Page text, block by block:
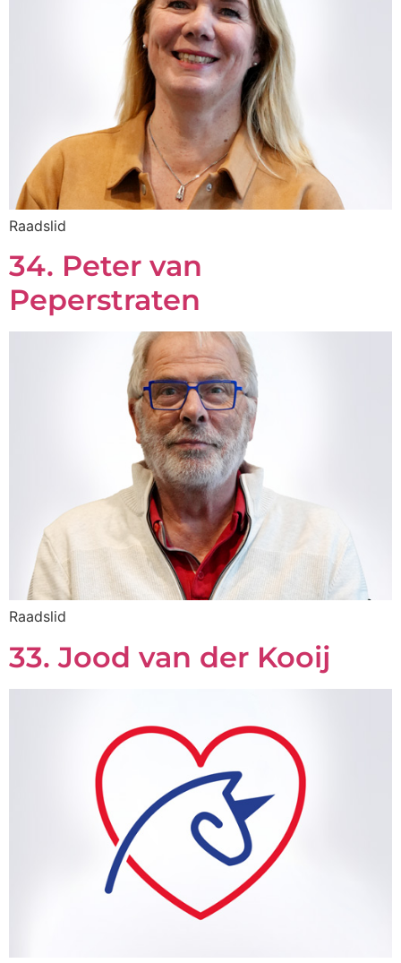
Raadslid
34. Peter van
Peperstraten
Raadslid
33. Jood van der Kooij